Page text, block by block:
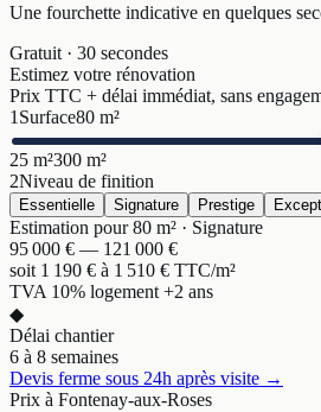
Une fourchette indicative en quelques
Gratuit · 30 secondes
Estimez votre rénovation
Prix TTC + délai immédiat, sans
1Surface80 m²
25 m²300 m²
2Niveau de finition
Essentielle Signature Prestige
Estimation pour80 m² · Signature
95 000 € — 121 000 €
soit 1 190 € à 1 510 € TTC/m²
TVA 10% logement +2 ans
◆
Délai chantier
6 à 8 semaines
Devis ferme sous 24h après visite →
Prix à Fontenay-aux-Roses